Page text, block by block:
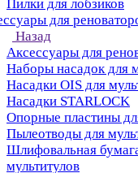
Пилки для лобзиков
для
Назад
Аксессуары для
Наборы насадок для
Насадки OIS для
Насадки STARLOCK
Опорные пластины
Пылеотводы для
Шлифовальная
мультитулов